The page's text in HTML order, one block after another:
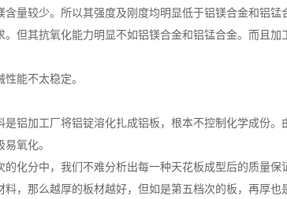
含量较少。所以其强度及刚度均明显低于铝镁合金和铝
。但其抗氧化能力明显不如铝镁合金和铝锰合金。而且加
能不太稳定。
是铝加工厂将铝锭溶化扎成铝板，根本不控制化学成份
氧化。
的化分中，我们不难分析出每一种天花板成型后的质量
料，那么越厚的板材越好，但如是第五档次的板，再厚